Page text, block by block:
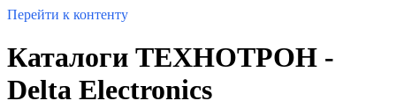
Перейти к контенту
Каталоги ТЕХНОТРОН -
Delta Electronics